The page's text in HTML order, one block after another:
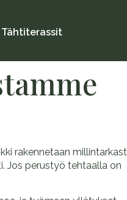
Tähtiterassit
rakennetaan
Jos perustyö tehtaalla on